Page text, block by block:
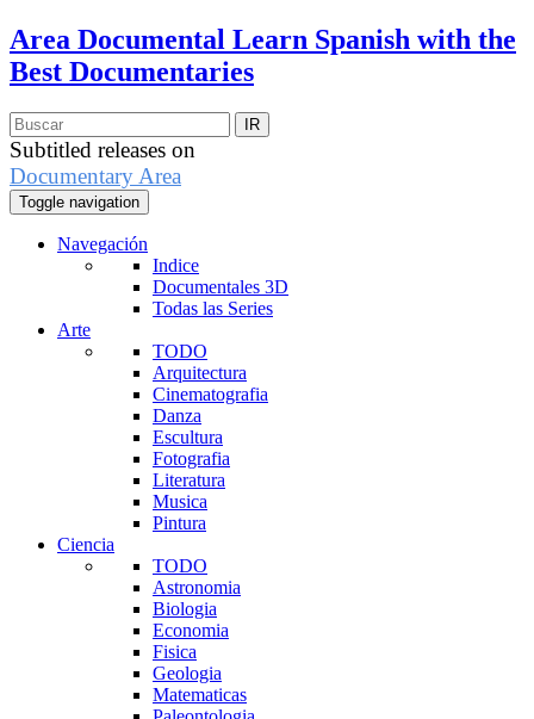
Area Documental Learn Spanish with the
Best Documentaries
Subtitled releases on
Documentary Area
Toggle navigation
Navegación
Indice
Documentales 3D
Todas las Series
Arte
TODO
Arquitectura
Cinematografia
Danza
Escultura
Fotografia
Literatura
Musica
Pintura
Ciencia
TODO
Astronomia
Biologia
Economia
Fisica
Geologia
Matematicas